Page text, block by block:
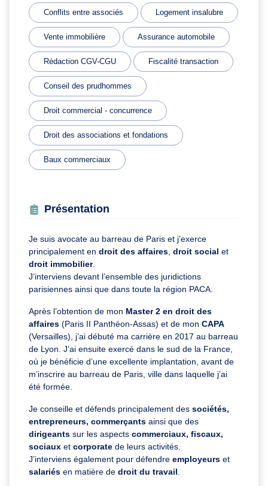
Conflits entre associés Logement insalubre
Vente immobilière Assurance automobile
Rédaction CGV-CGU Fiscalité transaction
Conseil des prudhommes
Droit commercial - concurrence
Droit des associations et fondations
Baux commerciaux
Présentation
Je suis avocate au barreau de Paris et j’exerce
principalement en droit des affaires, droit social et
droit immobilier.
J’interviens devant l’ensemble des juridictions
parisiennes ainsi que dans toute la région PACA.
Après l’obtention de mon Master 2 en droit des
affaires (Paris II Panthéon-Assas) et de mon CAPA
(Versailles), j’ai débuté ma carrière en 2017 au barreau
de Lyon. J’ai ensuite exercé dans le sud de la France,
où je bénéficie d’une excellente implantation, avant de
m’inscrire au barreau de Paris, ville dans laquelle j’ai
été formée.
Je conseille et défends principalement des sociétés,
entrepreneurs, commerçants ainsi que des
dirigeants sur les aspects commerciaux, fiscaux,
sociaux et corporate de leurs activités.
J’interviens également pour défendre employeurs et
salariés en matière de droit du travail.